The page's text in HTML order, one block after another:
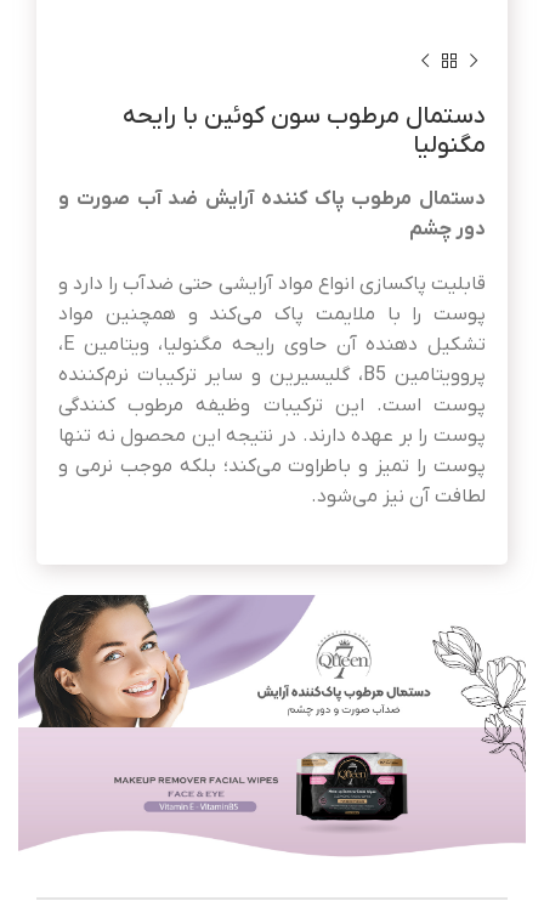
دستمال مرطوب سون کوئین با رایحه
مگنولیا
دستمال مرطوب پاک کننده آرایش ضد آب صورت و
دور چشم
قابلیت پاکسازی انواع مواد آرایشی حتی ضدآب را دارد و
پوست را با ملایمت پاک می‌کند و همچنین مواد
تشکیل دهنده آن حاوی رایحه مگنولیا، ویتامین E،
پروویتامین B5،‌‌ گلیسیرین و سایر ترکیبات نرم‌کننده
پوست است. این ترکیبات وظیفه مرطوب کنندگی
پوست را بر عهده دارند. در نتیجه این محصول نه تنها
پوست را تمیز و باطراوت می‌کند؛ بلکه موجب نرمی و
لطافت آن نیز می‌شود.